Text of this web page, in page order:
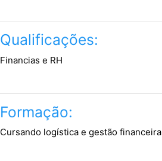
Qualificações:
Financias e RH
Formação:
Cursando logística e gestão financeira